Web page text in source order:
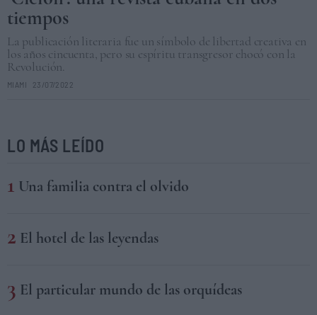
tiempos
La publicación literaria fue un símbolo de libertad creativa en
los años cincuenta, pero su espíritu transgresor chocó con la
Revolución.
MIAMI 23/07/2022
LO MÁS LEÍDO
Una familia contra el olvido
El hotel de las leyendas
El particular mundo de las orquídeas